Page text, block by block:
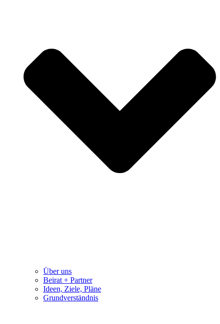
Über uns
Beirat + Partner
Ideen, Ziele, Pläne
Grundverständnis